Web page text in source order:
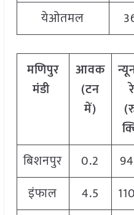
येओतमल
मणिपुर
मंडी
आवक
(टन
में)
बिशनपुर
0.2
इंफाल
4.5